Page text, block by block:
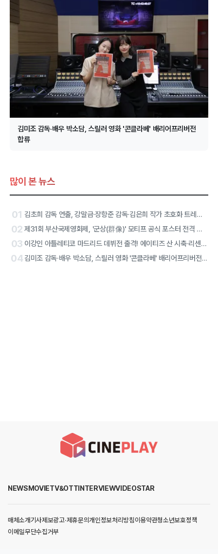
김미조 감독·배우 박소담, 스릴러 영화 '콘클라베' 배리어프리버전
합류
많이 본 뉴스
01 김초희 감독 연출, 강말금·장항준 감독·김은희 작가 초호화 트레일러, 그 주인공은
02 제31회 부산국제영화제, '군상(群像)' 모티프 공식 포스터 전격 공개
03 이강인 아틀레티코 마드리드 데뷔전 출격! 에이티즈 산 시축·리센느 하프타임 공연 확정
04 김미조 감독·배우 박소담, 스릴러 영화 '콘클라베' 배리어프리버전 합류
NEWSMOVIETV&OTTINTERVIEWVIDEOSTAR
매체소개기사제보광고·제휴문의개인정보처리방침이용약관청소년보호정책
이메일무단수집거부